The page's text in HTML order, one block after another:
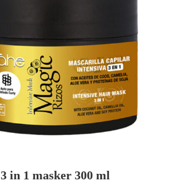
3 in 1 masker 300 ml